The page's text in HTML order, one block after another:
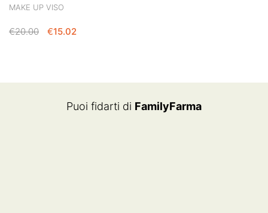
MAKE UP VISO
€20.00
IL
€20.00.
€15.02
€15.02.
Puoi fidarti di FamilyFarma